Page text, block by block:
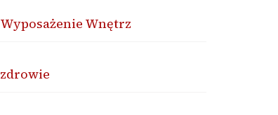
Wyposażenie Wnętrz
zdrowie